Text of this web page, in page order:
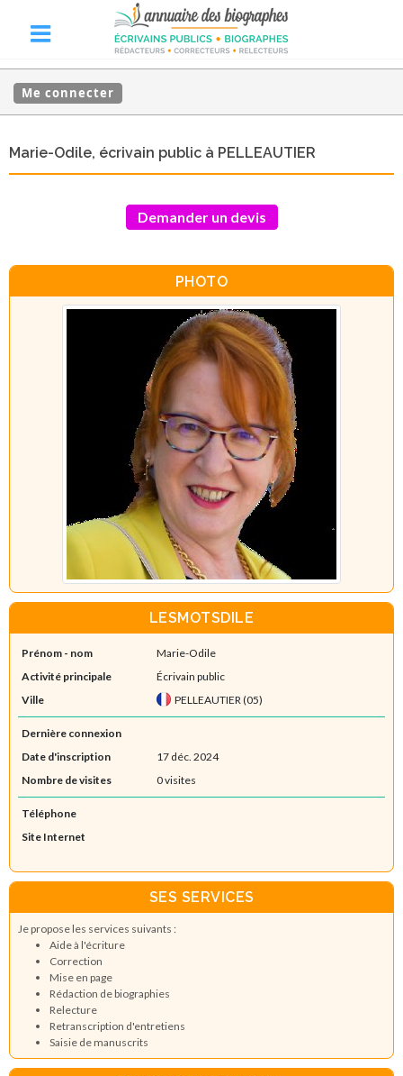
Me connecter
Marie-Odile, écrivain public à PELLEAUTIER
Demander un devis
PHOTO
LESMOTSDILE
Prénom - nom
Marie-Odile
Activité principale
Écrivain public
Ville
PELLEAUTIER (05)
Dernière connexion
Date d'inscription
17 déc. 2024
Nombre de visites
0 visites
Téléphone
Site Internet
SES SERVICES
Je propose les services suivants :
Aide à l'écriture
Correction
Mise en page
Rédaction de biographies
Relecture
Retranscription d'entretiens
Saisie de manuscrits